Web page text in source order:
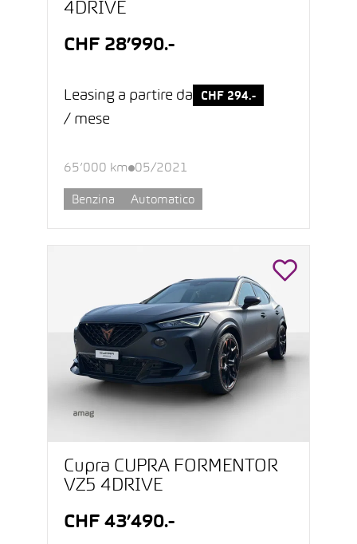
4DRIVE
CHF 28’990.-
Leasing a partire da CHF 294.-
/ mese
65’000 km 05/2021
Benzina Automatico
Cupra CUPRA FORMENTOR
VZ5 4DRIVE
CHF 43’490.-